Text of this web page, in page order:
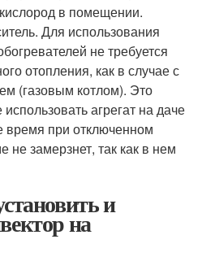
в помещении.
Для использования
не требуется
отопления, как в случае с
(газовым котлом). Это
агрегат на даче
время при отключенном
не замерзнет, так как в нем
и
на